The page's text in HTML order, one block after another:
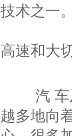
技术之一
高速和大
汽 车及
越多地向